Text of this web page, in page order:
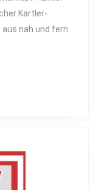
Kartler-
aus nah und fern